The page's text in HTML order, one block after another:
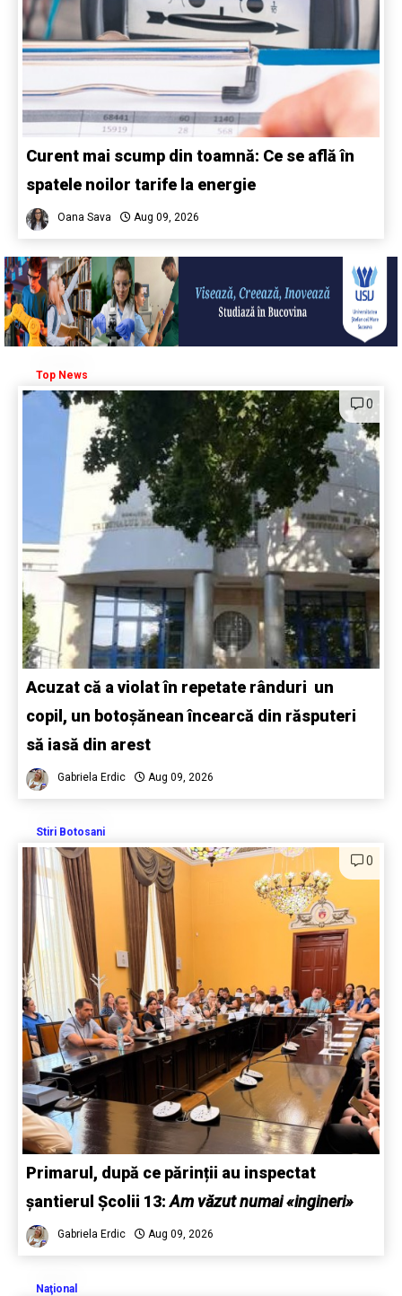
Curent mai scump din toamnă: Ce se află în
spatele noilor tarife la energie
Oana Sava Aug 09, 2026
Top News
0
Acuzat că a violat în repetate rânduri un
copil, un botoșănean încearcă din răsputeri
să iasă din arest
Gabriela Erdic Aug 09, 2026
Stiri Botosani
0
Primarul, după ce părinții au inspectat
șantierul Școlii 13:Am văzut numai «ingineri»
Gabriela Erdic Aug 09, 2026
Naţional